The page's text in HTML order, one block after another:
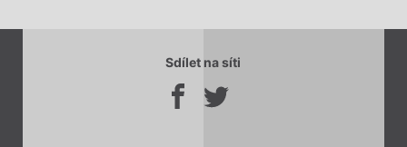
Sdílet na síti